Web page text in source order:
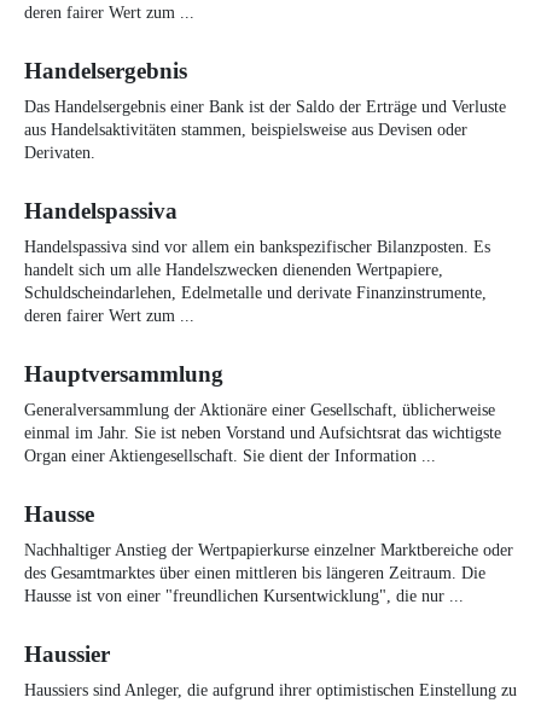
deren fairer Wert zum ...
Handelsergebnis
Das Handelsergebnis einer Bank ist der Saldo der Erträge und Verluste
aus Handelsaktivitäten stammen, beispielsweise aus Devisen oder
Derivaten.
Handelspassiva
Handelspassiva sind vor allem ein bankspezifischer Bilanzposten. Es
handelt sich um alle Handelszwecken dienenden Wertpapiere,
Schuldscheindarlehen, Edelmetalle und derivate Finanzinstrumente,
deren fairer Wert zum ...
Hauptversammlung
Generalversammlung der Aktionäre einer Gesellschaft, üblicherweise
einmal im Jahr. Sie ist neben Vorstand und Aufsichtsrat das wichtigste
Organ einer Aktiengesellschaft. Sie dient der Information ...
Hausse
Nachhaltiger Anstieg der Wertpapierkurse einzelner Marktbereiche oder
des Gesamtmarktes über einen mittleren bis längeren Zeitraum. Die
Hausse ist von einer "freundlichen Kursentwicklung", die nur ...
Haussier
Haussiers sind Anleger, die aufgrund ihrer optimistischen Einstellung zu